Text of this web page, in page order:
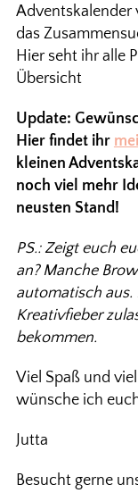
Adventskalender
das
Hier seht ihr alle
Übersicht
Update:
Hier findet ihr
kleinen
noch viel mehr
neusten Stand!
PS.: Zeigt euch
an? Manche
automatisch
Kreativfieber
bekommen.
Viel Spaß und
wünsche ich
Jutta
Besucht gerne